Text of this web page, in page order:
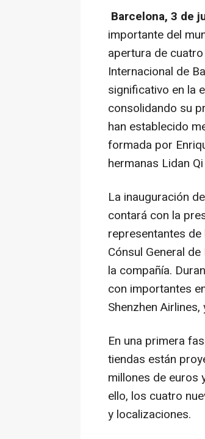
Barcelona, 3 de
importante del
apertura de
Internacional de
significativo en la
consolidando su
han establecido
formada por
hermanas Lidan
La inauguración
contará con la
representantes de
Cónsul General
la compañía.
con importantes
Shenzhen
En una primera
tiendas están
millones de euros
ello, los cuatro
y localizaciones.